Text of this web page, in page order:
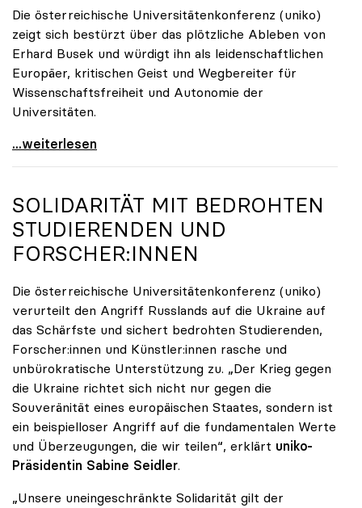
Die österreichische Universitätenkonferenz (uniko)
zeigt sich bestürzt über das plötzliche Ableben von
Erhard Busek und würdigt ihn als leidenschaftlichen
Europäer, kritischen Geist und Wegbereiter für
Wissenschaftsfreiheit und Autonomie der
Universitäten.
Österreichische Universitätenkonferenz trauert um
...weiterlesen
SOLIDARITÄT MIT BEDROHTEN
STUDIERENDEN UND
FORSCHER:INNEN
Die österreichische Universitätenkonferenz (uniko)
verurteilt den Angriff Russlands auf die Ukraine auf
das Schärfste und sichert bedrohten Studierenden,
Forscher:innen und Künstler:innen rasche und
unbürokratische Unterstützung zu. „Der Krieg gegen
die Ukraine richtet sich nicht nur gegen die
Souveränität eines europäischen Staates, sondern ist
ein beispielloser Angriff auf die fundamentalen Werte
und Überzeugungen, die wir teilen“, erklärt uniko-
Präsidentin Sabine Seidler.
„Unsere uneingeschränkte Solidarität gilt der